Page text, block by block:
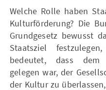
Welche Rolle haben
Kulturförderung? Die
Grundgesetz bewusst
Staatsziel
bedeutet, dass dem
gelegen war, der
der Kultur zu